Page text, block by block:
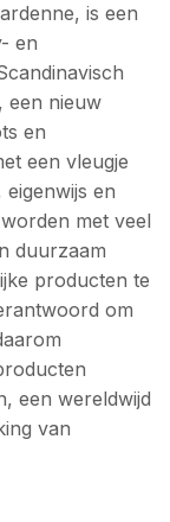
is een
en
een nieuw
en
een vleugje
en
met veel
duurzaam
producten te
om
een wereldwijd
van